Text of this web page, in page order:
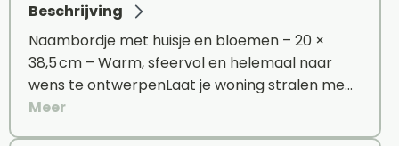
Beschrijving
Naambordje met huisje en bloemen – 20 ×
38,5 cm – Warm, sfeervol en helemaal naar
wens te ontwerpenLaat je woning stralen me…
Meer